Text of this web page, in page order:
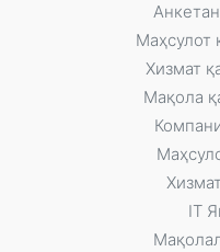
Маҳсулот
Xизмат
Мақола
IT